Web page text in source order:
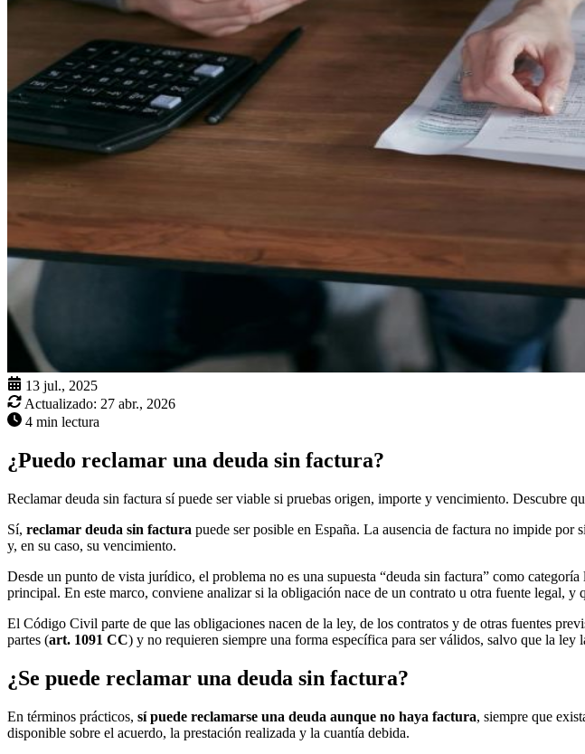
13 jul., 2025
Actualizado: 27 abr., 2026
4 min lectura
¿Puedo reclamar una deuda sin factura?
Reclamar deuda sin factura sí puede ser viable si pruebas origen, importe y vencimiento. Descubre
Sí, reclamar deuda sin factura puede ser posible en España. La ausencia de factura no impide
y, en su caso, su vencimiento.
Desde un punto de vista jurídico, el problema no es una supuesta “deuda sin factura” como
principal. En este marco, conviene analizar si la obligación nace de un contrato u otra fuente legal,
El Código Civil parte de que las obligaciones nacen de la ley, de los contratos y de otras fuentes
partes (art. 1091 CC) y no requieren siempre una forma específica para ser válidos, salvo que la ley
¿Se puede reclamar una deuda sin factura?
En términos prácticos, sí puede reclamarse una deuda aunque no haya factura, siempre que
disponible sobre el acuerdo, la prestación realizada y la cuantía debida.